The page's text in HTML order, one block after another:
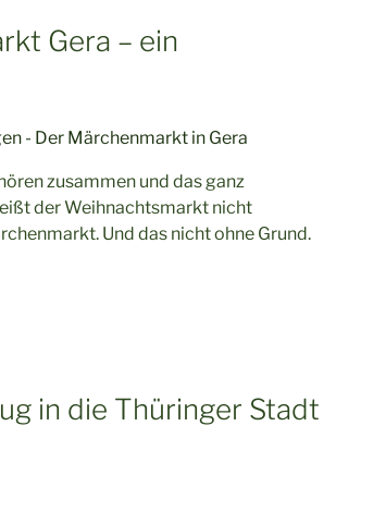
Gera – ein
zusammen und das ganz
der Weihnachtsmarkt nicht
Und das nicht ohne Grund.
in die Thüringer Stadt